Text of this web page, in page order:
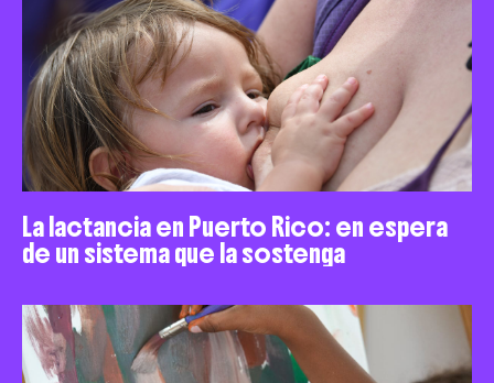
La lactancia en Puerto Rico: en espera
de un sistema que la sostenga